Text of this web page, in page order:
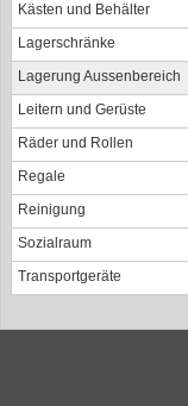
Kästen und Behälter
Lagerschränke
Lagerung Aussenbereich
Leitern und Gerüste
Räder und Rollen
Regale
Reinigung
Sozialraum
Transportgeräte